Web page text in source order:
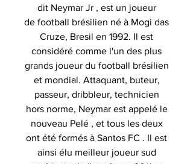
dit Neymar Jr , est un joueur
de football brésilien né à Mogi das
Cruze, Bresil en 1992. Il est
considéré comme l'un des plus
grands joueur du football brésilien
et mondial. Attaquant, buteur,
passeur, dribbleur, technicien
hors norme, Neymar est appelé le
nouveau Pelé , et tous les deux
ont été formés à Santos FC . Il est
ainsi élu meilleur joueur sud